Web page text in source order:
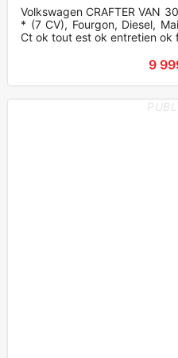
Volkswagen CRAFTER VAN
* (7 CV), Fourgon, Diesel,
Ct ok tout est ok entretien ok
9